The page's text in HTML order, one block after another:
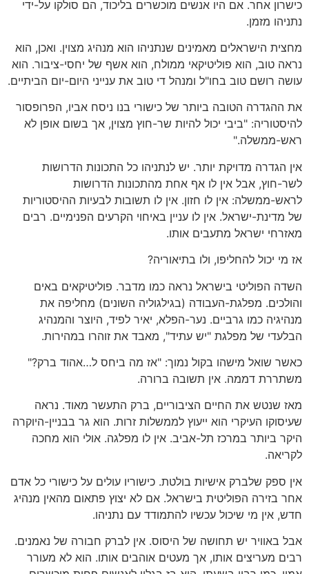
כישרון אחר. אם היו אנשים מוכשרים בליכוד, הם סולקו על-ידי
נתניהו מזמן.
מחצית הישראלים מאמינים שנתניהו הוא מנהיג מצוין. ואכן, הוא
נראה טוב, הוא פוליטיקאי ממולח, הוא אשף של יחסי-ציבור. הוא
עושה רושם טוב בחו"ל ומנהל די טוב את ענייני היום-יום הביתיים.
את ההגדרה הטובה ביותר של כישורי בנו ניסח אביו, הפרופסור
להיסטוריה: "ביבי יכול להיות שר-חוץ מצוין, אך בשום אופן לא
ראש-ממשלה."
אין הגדרה מדויקת יותר. יש לנתניהו כל התכונות הדרושות
לשר-חוץ, אבל אין לו אף אחת מהתכונות הדרושות
לראש-ממשלה: אין לו חזון. אין לו תשובות לבעיות ההיסטוריות
של מדינת-ישראל. אין לו עניין באיחוי הקרעים הפנימיים. רבים
מאזרחי ישראל מתעבים אותו.
אז מי יכול להחליפו, ולו בתיאוריה?
השדה הפוליטי בישראל נראה כמו מדבר. פוליטיקאים באים
והולכים. מפלגת-העבודה (בגילגוליה השונים) מחליפה את
מנהיגיה כמו גרביים. נער-הפלא, יאיר לפיד, היוצר והמנהיג
הבלעדי של מפלגת "יש עתיד", מאבד את זוהרו במהירות.
כאשר שואל מישהו בקול נמוך: "אז מה ביחס ל…אהוד ברק?"
משתררת דממה. אין תשובה ברורה.
מאז שנטש את החיים הציבוריים, ברק התעשר מאוד. נראה
שעיסוקו העיקרי הוא ייעוץ לממשלות זרות. הוא גר בבניין-היוקרה
היקר ביותר במרכז תל-אביב. אין לו מפלגה. אולי הוא מחכה
לקריאה.
אין ספק שלברק אישיות בולטת. כישוריו עולים על כישורי כל אדם
אחר בזירה הפוליטית בישראל. אם לא יצוץ פתאום מהאין מנהיג
חדש, אין מי שיכול עכשיו להתמודד עם נתניהו.
אבל באוויר יש תחושה של היסוס. אין לברק חבורה של נאמנים.
רבים מעריצים אותו, אך מעטים אוהבים אותו. הוא לא מעורר